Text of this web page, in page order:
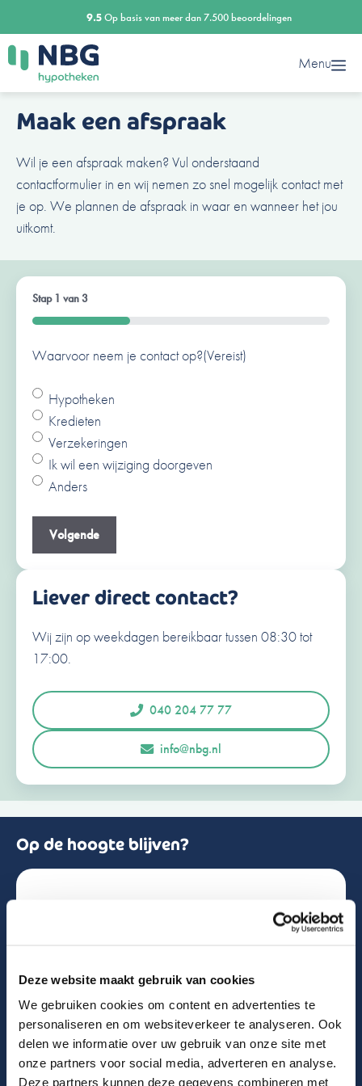
Deze website maakt gebruik van cookies
We gebruiken cookies om content en advertenties te
personaliseren en om websiteverkeer te analyseren. Ook
delen we informatie over uw gebruik van onze site met
onze partners voor social media, adverteren en analyse.
Deze partners kunnen deze gegevens combineren met
naar
de
inhoud
9.5Op basis van meer dan 7.500 beoordelingen
Menu
Maak een afspraak
Wil je een afspraak maken? Vul onderstaand
contactformulier in en wij nemen zo snel mogelijk contact met
je op. We plannen de afspraak in waar en wanneer het jou
uitkomt.
Stap 1 van3
33%
Waarvoor neem je contact op?(Vereist)
Hypotheken
Kredieten
Verzekeringen
Ik wil een wijziging doorgeven
Anders
Ben je al een klant van ons?(Vereist)
Ja
Nee
Naam(Vereist)
V
o
r
a
m
e
r
n
a
m
Je e-mailadres
Je telefoonnummer(Vereist)
e
r
a
1
Opmerkingen of vragen
Liever direct contact?
Wij zijn op weekdagen bereikbaar tussen 08:30 tot
17:00.
040 204 77 77
info@nbg.nl
Op de hoogte blijven?
Schrijf je in voor de nieuwsbrief!
Email